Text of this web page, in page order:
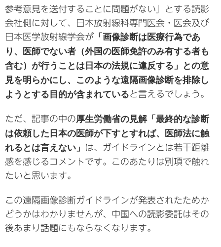
参考意見を送付することに問題がない」とする読影
会社側に対して、日本放射線科専門医会・医会及び
日本医学放射線学会が「画像診断は医療行為であ
り、医師でない者（外国の医師免許のみ有する者も
含む）が行うことは日本の法規に違反する」との意
見を明らかにし、このような遠隔画像診断を排除し
ようとする目的が含まれていると言えるでしょう。
ただ、記事の中の厚生労働省の見解「最終的な診断
は依頼した日本の医師が下すとすれば、医師法に触
れるとは言えない」
は、ガイドラインとは若干距離
感を感じるコメントです。このあたりは別項で触れ
たいと思います。
この遠隔画像診断ガイドラインが発表されたためか
どうかはわかりませんが、中国への読影委託はその
後あまり話題にもならなくなります。